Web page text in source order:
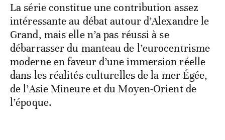
La série constitue une contribution assez
intéressante au débat autour d’Alexandre le
Grand, mais elle n’a pas réussi à se
débarrasser du manteau de l’eurocentrisme
moderne en faveur d’une immersion réelle
dans les réalités culturelles de la mer Égée,
de l’Asie Mineure et du Moyen-Orient de
l’époque.